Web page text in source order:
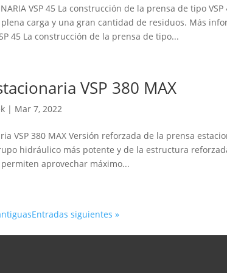
VSP 45 La construcción de la prensa de tipo
carga y una gran cantidad de residuos. Más
45 La construcción de la prensa de tipo...
VSP 380 MAX
| Mar 7, 2022
VSP 380 MAX Versión reforzada de la prensa
hidráulico más potente y de la estructura
aprovechar máximo...
Entradas siguientes »